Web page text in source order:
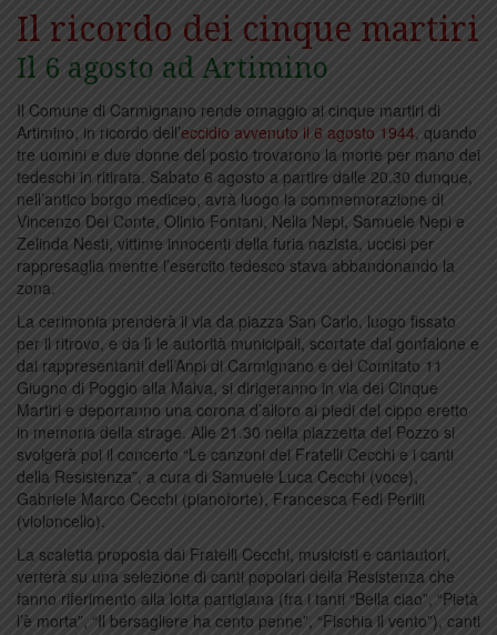
Il ricordo dei cinque martiri
Il 6 agosto ad Artimino
Il Comune di Carmignano rende omaggio ai cinque martiri di
Artimino, in ricordo dell’eccidio avvenuto il 6 agosto 1944, quando
tre uomini e due donne del posto trovarono la morte per mano dei
tedeschi in ritirata. Sabato 6 agosto a partire dalle 20.30 dunque,
nell’antico borgo mediceo, avrà luogo la commemorazione di
Vincenzo Del Conte, Olinto Fontani, Nella Nepi, Samuele Nepi e
Zelinda Nesti, vittime innocenti della furia nazista, uccisi per
rappresaglia mentre l’esercito tedesco stava abbandonando la
zona.
La cerimonia prenderà il via da piazza San Carlo, luogo fissato
per il ritrovo, e da lì le autorità municipali, scortate dal gonfalone e
dai rappresentanti dell’Anpi di Carmignano e del Comitato 11
Giugno di Poggio alla Malva, si dirigeranno in via dei Cinque
Martiri e deporranno una corona d’alloro ai piedi del cippo eretto
in memoria della strage. Alle 21.30 nella piazzetta del Pozzo si
svolgerà poi il concerto “Le canzoni dei Fratelli Cecchi e i canti
della Resistenza”, a cura di Samuele Luca Cecchi (voce),
Gabriele Marco Cecchi (pianoforte), Francesca Fedi Perilli
(violoncello).
La scaletta proposta dai Fratelli Cecchi, musicisti e cantautori,
verterà su una selezione di canti popolari della Resistenza che
fanno riferimento alla lotta partigiana (fra i tanti “Bella ciao”, “Pietà
l’è morta”, “Il bersagliere ha cento penne”, “Fischia il vento”), canti